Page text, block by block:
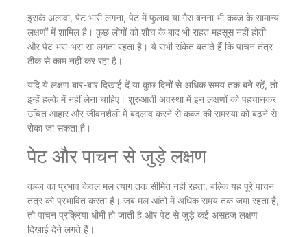
इसके अलावा, पेट भारी लगना, पेट में फुलाव या गैस बनना भी कब्ज के सामान्य
लक्षणों में शामिल है। कुछ लोगों को शौच के बाद भी राहत महसूस नहीं होती
और पेट भरा-भरा सा लगता रहता है। ये सभी संकेत बताते हैं कि पाचन तंत्र
ठीक से काम नहीं कर रहा है।
यदि ये लक्षण बार-बार दिखाई दें या कुछ दिनों से अधिक समय तक बने रहें, तो
इन्हें हल्के में नहीं लेना चाहिए। शुरुआती अवस्था में इन लक्षणों को पहचानकर
उचित आहार और जीवनशैली में बदलाव करने से कब्ज की समस्या को बढ़ने से
रोका जा सकता है।
पेट और पाचन से जुड़े लक्षण
कब्ज का प्रभाव केवल मल त्याग तक सीमित नहीं रहता, बल्कि यह पूरे पाचन
तंत्र को प्रभावित करता है। जब मल आंतों में अधिक समय तक जमा रहता है,
तो पाचन प्रक्रिया धीमी हो जाती है और पेट से जुड़े कई असहज लक्षण
दिखाई देने लगते हैं।